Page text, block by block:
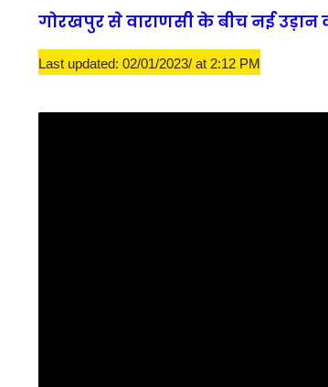
गोरखपुर से वाराणसी के बीच नई उड़ान
Last updated: 02/01/2023/ at 2:12 PM